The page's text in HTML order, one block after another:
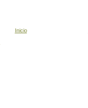
Inicio